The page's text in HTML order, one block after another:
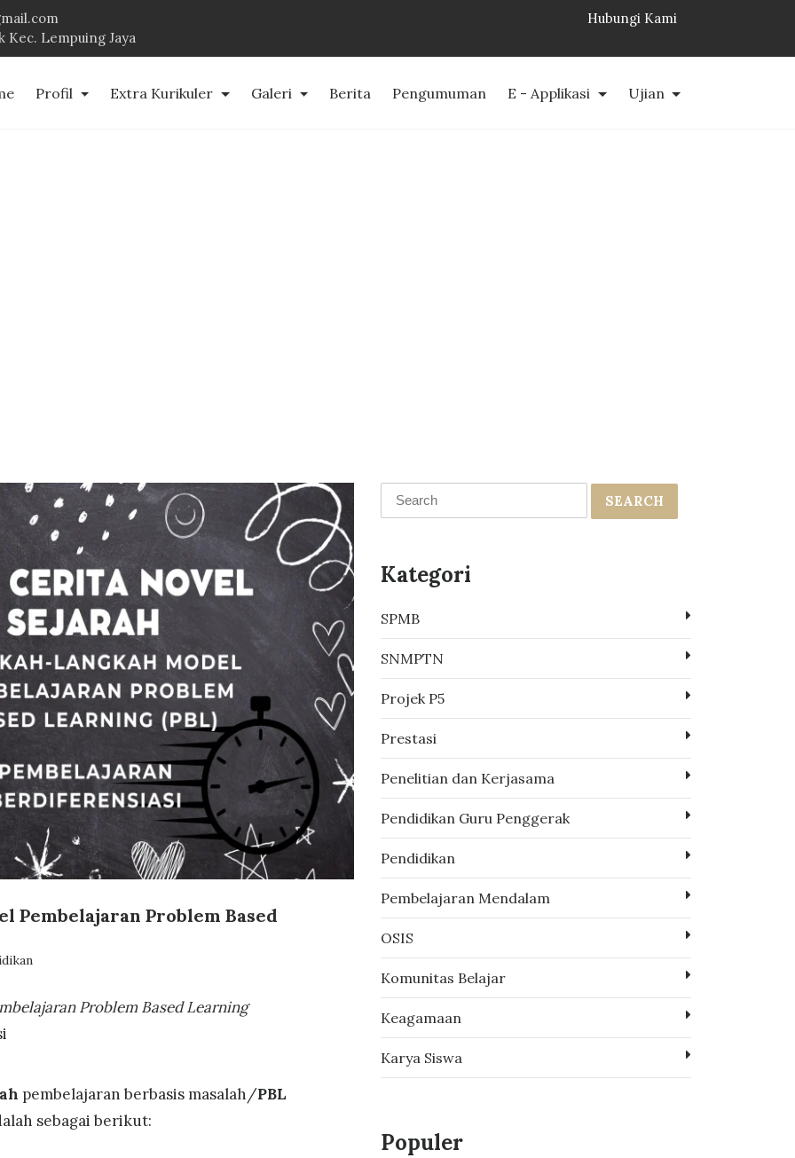
Kec. Lempuing Jaya
Hubungi Kami
Profil Extra Kurikuler Galeri Berita Pengumuman E - Applikasi Ujian
Pembelajaran Problem Based
Problem Based Learning
pembelajaran berbasis masalah/PBL
sebagai berikut:
SEARCH
Kategori
SPMB
SNMPTN
Projek P5
Prestasi
Penelitian dan Kerjasama
Pendidikan Guru Penggerak
Pendidikan
Pembelajaran Mendalam
OSIS
Komunitas Belajar
Keagamaan
Karya Siswa
Populer